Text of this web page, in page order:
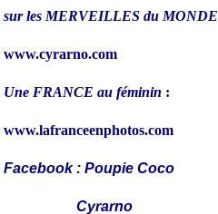
sur les MERVEILLES du MONDE
www.cyrarno.com
Une FRANCE au féminin :
www.lafranceenphotos.com
Facebook : Poupie Coco
Cyrarno